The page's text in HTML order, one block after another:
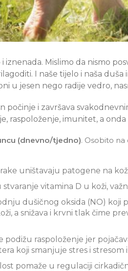
iznenada. Mislimo da nismo
I naše tijelo i naša
u jesen nego radije vedro,
počinje i završava
raspoloženje, imunitet, a onda
(dnevno/tjedno). Osobito
uništavaju patogene na
vitamina D u koži,
dušičnog oksida (NO) koji
a snižava i krvni tlak čime
podižu raspoloženje jer
koji smanjuje stres i stresom
pomaže u regulaciji